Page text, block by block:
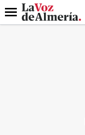
DESTACADO
Menú